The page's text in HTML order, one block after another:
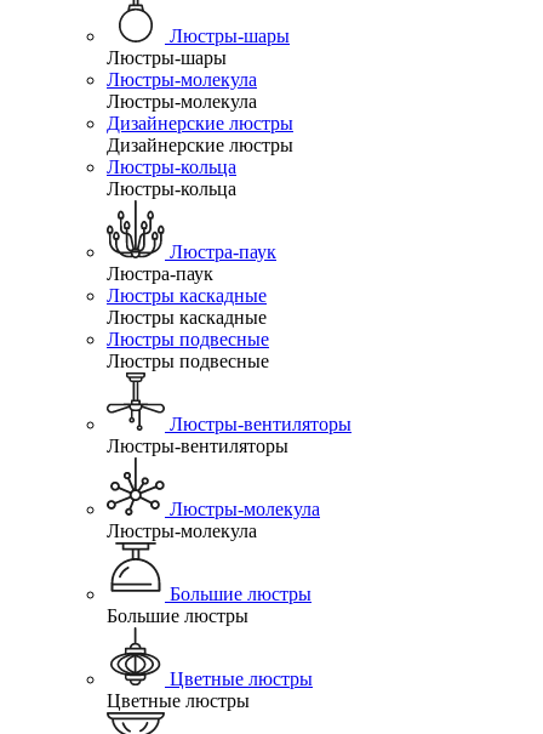
Люстры-шары
Люстры-шары
Люстры-молекула
Люстры-молекула
Дизайнерские люстры
Дизайнерские люстры
Люстры-кольца
Люстры-кольца
Люстра-паук
Люстра-паук
Люстры каскадные
Люстры каскадные
Люстры подвесные
Люстры подвесные
Люстры-вентиляторы
Люстры-вентиляторы
Люстры-молекула
Люстры-молекула
Большие люстры
Большие люстры
Цветные люстры
Цветные люстры